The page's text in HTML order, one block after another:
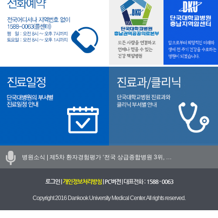
병원소식 | 제5차 환자경험평가 ‘전국 상급종합병원 3위, …
로그인| 개인정보처리방침| PC버전| 대표전화 : 1588 - 0063
Copyright 2016 Dankook University Medical Center. All rights reserved.